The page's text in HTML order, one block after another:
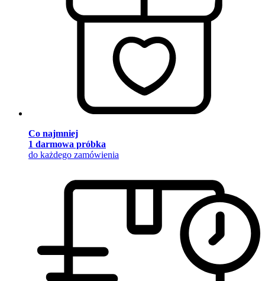
Co najmniej
1 darmowa próbka
do każdego zamówienia